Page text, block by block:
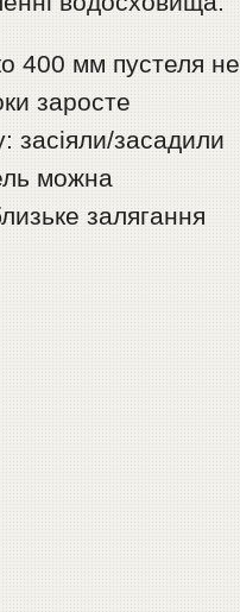
400 мм пустеля не
заросте
засадили
можна
залягання